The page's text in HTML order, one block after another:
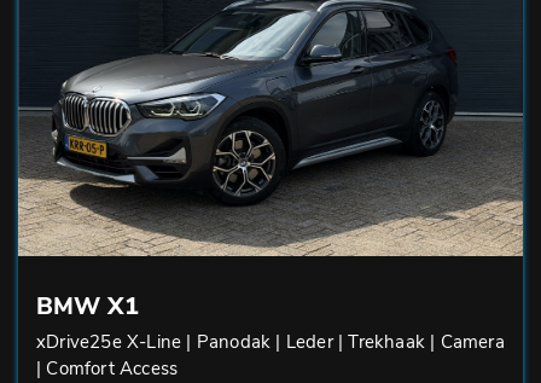
BMW X1
xDrive25e X-Line | Panodak | Leder | Trekhaak | Camera
| Comfort Access